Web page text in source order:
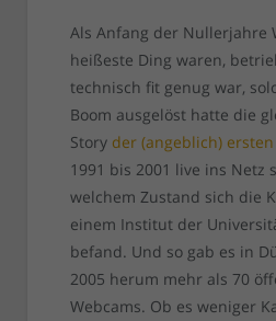
Als Anfang der Nullerjahre
heißeste Ding waren,
technisch fit genug war,
Boom ausgelöst hatte die
Story der (angeblich)
1991 bis 2001 live ins Netz
welchem Zustand sich die
einem Institut der
befand. Und so gab es in
2005 herum mehr als 70
Webcams. Ob es weniger